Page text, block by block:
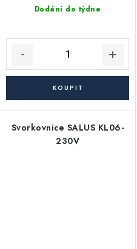
Dodání do týdne
Svorkovnice SALUS KL06-
230V